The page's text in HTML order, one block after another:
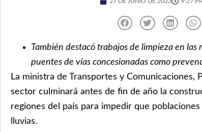
También destacó trabajos de limpieza en las
puentes de vías concesionadas como
La ministra de Transportes y Comunicaciones,
sector culminará antes de fin de año la
regiones del país para impedir que
lluvias.